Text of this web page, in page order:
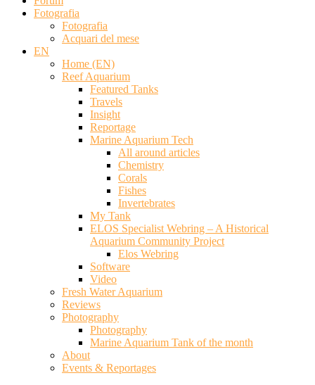
Fotografia
Fotografia
Acquari del mese
EN
Home (EN)
Reef Aquarium
Featured Tanks
Travels
Insight
Reportage
Marine Aquarium Tech
All around articles
Chemistry
Corals
Fishes
Invertebrates
My Tank
ELOS Specialist Webring – A Historical
Aquarium Community Project
Elos Webring
Software
Video
Fresh Water Aquarium
Reviews
Photography
Photography
Marine Aquarium Tank of the month
About
Events & Reportages